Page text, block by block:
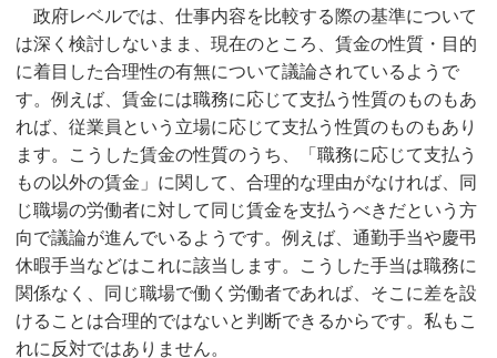
政府レベルでは、仕事内容を比較する際の基準について
は深く検討しないまま、現在のところ、賃金の性質・目的
に着目した合理性の有無について議論されているようで
す。例えば、賃金には職務に応じて支払う性質のものもあ
れば、従業員という立場に応じて支払う性質のものもあり
ます。こうした賃金の性質のうち、「職務に応じて支払う
もの以外の賃金」に関して、合理的な理由がなければ、同
じ職場の労働者に対して同じ賃金を支払うべきだという方
向で議論が進んでいるようです。例えば、通勤手当や慶弔
休暇手当などはこれに該当します。こうした手当は職務に
関係なく、同じ職場で働く労働者であれば、そこに差を設
けることは合理的ではないと判断できるからです。私もこ
れに反対ではありません。